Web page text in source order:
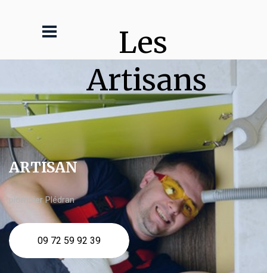
Les
Artisans
ARTISAN
plombier Plédran
09 72 59 92 39